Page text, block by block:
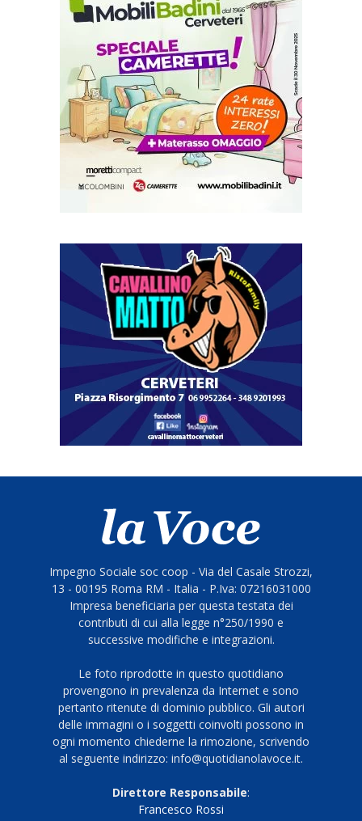
Impegno Sociale soc coop - Via del Casale Strozzi,
13 - 00195 Roma RM - Italia - P.Iva: 07216031000
Impresa beneficiaria per questa testata dei
contributi di cui alla legge n°250/1990 e
successive modifiche e integrazioni.
Le foto riprodotte in questo quotidiano
provengono in prevalenza da Internet e sono
pertanto ritenute di dominio pubblico. Gli autori
delle immagini o i soggetti coinvolti possono in
ogni momento chiederne la rimozione, scrivendo
al seguente indirizzo: info@quotidianolavoce.it.
Direttore Responsabile:
Francesco Rossi